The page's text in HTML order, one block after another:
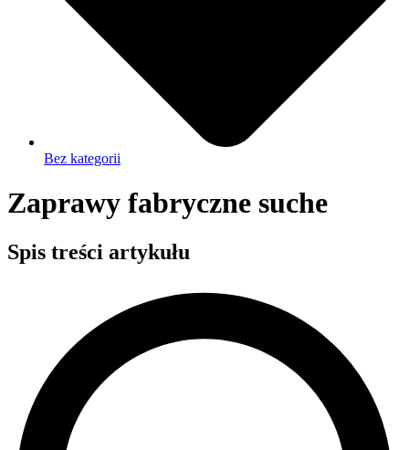
Bez kategorii
Zaprawy fabryczne suche
Spis treści artykułu